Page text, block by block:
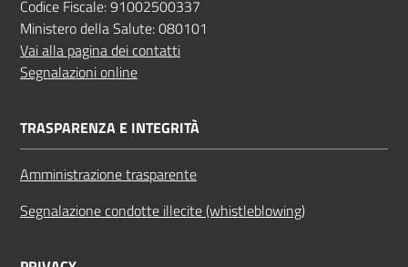
Codice Fiscale: 91002500337
Ministero della Salute: 080101
Vai alla pagina dei contatti
Segnalazioni online
TRASPARENZA E INTEGRITÀ
Amministrazione trasparente
Segnalazione condotte illecite (whistleblowing)